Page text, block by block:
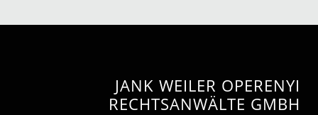
JANK WEILER OPERENYI
RECHTSANWÄLTE GMBH